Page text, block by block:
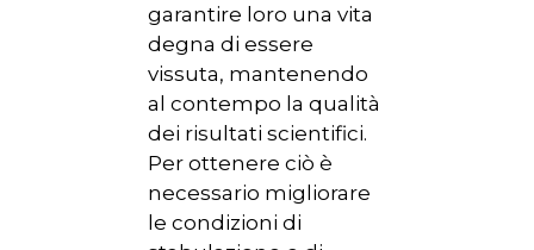
garantire loro una vita
degna di essere
vissuta, mantenendo
al contempo la qualità
dei risultati scientifici.
Per ottenere ciò è
necessario migliorare
le condizioni di